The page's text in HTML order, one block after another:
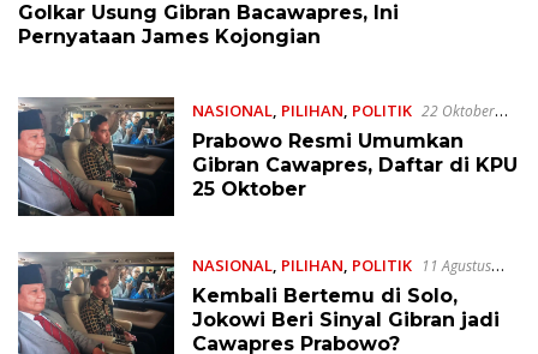
Golkar Usung Gibran Bacawapres, Ini
Pernyataan James Kojongian
NASIONAL, PILIHAN, POLITIK 22 Oktober
2023
Prabowo Resmi Umumkan
Gibran Cawapres, Daftar di KPU
25 Oktober
NASIONAL, PILIHAN, POLITIK
11 Agustus
2023
Kembali Bertemu di Solo,
Jokowi Beri Sinyal Gibran jadi
Cawapres Prabowo?